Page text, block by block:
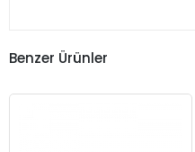
Benzer Ürünler